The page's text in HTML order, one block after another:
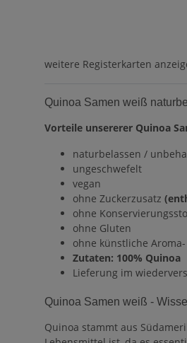
weitere Registerkarten
Quinoa Samen weiß
Vorteile unsererer Quinoa
naturbelassen /
ungeschwefelt
vegan
ohne Zuckerzusatz
ohne
ohne Gluten
ohne künstliche
Zutaten: 100% Quinoa
Lieferung im
Quinoa Samen weiß -
Quinoa stammt aus